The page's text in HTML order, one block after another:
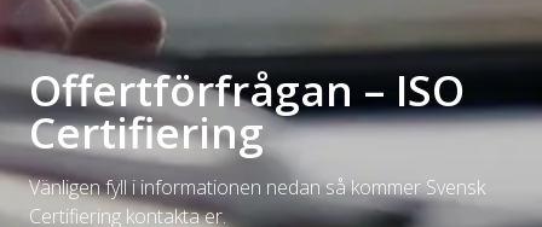
Offertförfrågan – ISO
Certifiering
Vänligen fyll i informationen nedan så kommer Svensk
Certifiering kontakta er.